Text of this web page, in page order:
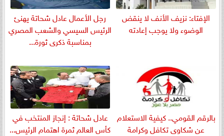
الإفتاء: نزيف الأنف لا ينقض
الوضوء ولا يوجب إعادته
رجل الأعمال عادل شحاتة يهنئ
الرئيس السيسي والشعب المصري
بمناسبة ذكرى ثورة...
بالرقم القومي.. كيفية الاستعلام
عن شكاوى تكافل وكرامة
عادل شحاتة : إنجاز المنتخب في
كأس العالم ثمرة اهتمام الرئيس...